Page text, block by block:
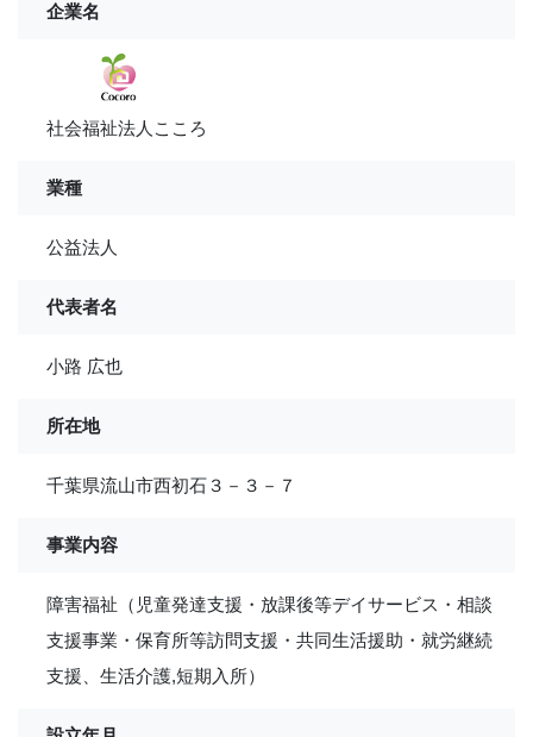
企業名
社会福祉法人こころ
業種
公益法人
代表者名
小路 広也
所在地
千葉県流山市西初石３－３－７
事業内容
障害福祉（児童発達支援・放課後等デイサービス・相談
支援事業・保育所等訪問支援・共同生活援助・就労継続
支援、生活介護,短期入所）